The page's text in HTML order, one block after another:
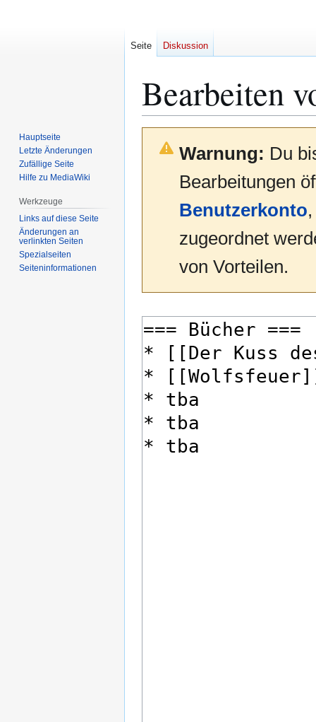
Bearbeiten
Navigation
Suche
Warnung: Du
Bearbeitungen
Benutzerkonto
zugeordnet
von Vorteilen.
Seite Diskussion
Hauptseite
Letzte Änderungen
Zufällige Seite
Hilfe zu MediaWiki
Werkzeuge
Links auf diese Seite
Änderungen an
verlinkten Seiten
Spezialseiten
Seiten­­informationen